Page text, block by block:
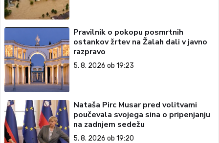
Pravilnik o pokopu posmrtnih
ostankov žrtev na Žalah dali v javno
razpravo
5. 8. 2026 ob 19:23
Nataša Pirc Musar pred volitvami
poučevala svojega sina o pripenjanju
na zadnjem sedežu
5. 8. 2026 ob 19:20